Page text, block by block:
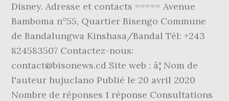
Disney. Adresse et contacts ===== Avenue
Bamboma n°55, Quartier Bisengo Commune
de Bandalungwa Kinshasa/Bandal Tél: +243
824583507 Contactez-nous:
contact@bisonews.cd Site web : â¦ Nom de
l'auteur hujuclano Publié le 20 avril 2020
Nombre de réponses 1 réponse Consultations